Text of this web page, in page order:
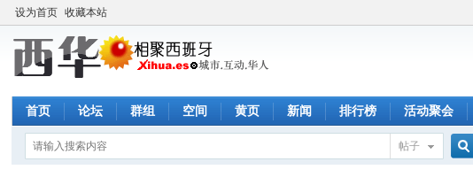
设为首页 收藏本站
首页 论坛 群组 空间 黄页 新闻 排行榜 活动聚会
帖子